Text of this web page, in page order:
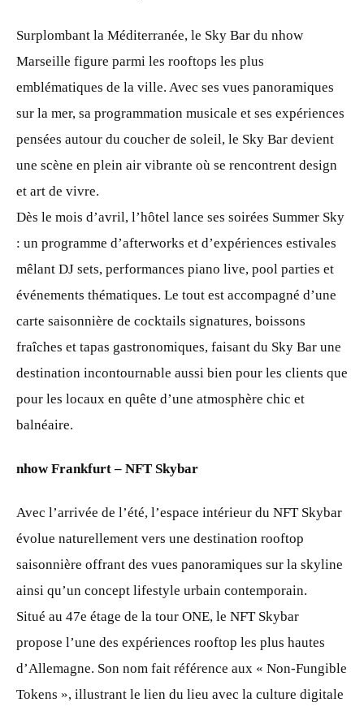
Surplombant la Méditerranée, le Sky Bar du nhow
Marseille figure parmi les rooftops les plus
emblématiques de la ville. Avec ses vues panoramiques
sur la mer, sa programmation musicale et ses expériences
pensées autour du coucher de soleil, le Sky Bar devient
une scène en plein air vibrante où se rencontrent design
et art de vivre.
Dès le mois d’avril, l’hôtel lance ses soirées Summer Sky
: un programme d’afterworks et d’expériences estivales
mêlant DJ sets, performances piano live, pool parties et
événements thématiques. Le tout est accompagné d’une
carte saisonnière de cocktails signatures, boissons
fraîches et tapas gastronomiques, faisant du Sky Bar une
destination incontournable aussi bien pour les clients que
pour les locaux en quête d’une atmosphère chic et
balnéaire.
nhow Frankfurt – NFT Skybar
Avec l’arrivée de l’été, l’espace intérieur du NFT Skybar
évolue naturellement vers une destination rooftop
saisonnière offrant des vues panoramiques sur la skyline
ainsi qu’un concept lifestyle urbain contemporain.
Situé au 47e étage de la tour ONE, le NFT Skybar
propose l’une des expériences rooftop les plus hautes
d’Allemagne. Son nom fait référence aux « Non-Fungible
Tokens », illustrant le lien du lieu avec la culture digitale